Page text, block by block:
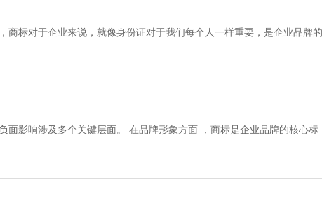
商标对于企业来说，就像身份证对于我们每个人一样重要，是企业品牌的
面影响涉及多个关键层面。 在品牌形象方面 ，商标是企业品牌的核心标